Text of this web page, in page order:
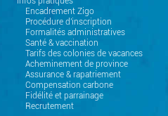
Encadrement Zigo
Procédure d'inscription
Formalités administratives
Santé & vaccination
Tarifs des colonies de vacances
Acheminement de province
Assurance & rapatriement
Compensation carbone
Fidélité et parrainage
Recrutement